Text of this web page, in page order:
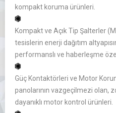
kompakt koruma ürünleri.
Kompakt ve Açık Tip Şalterler
tesislerin enerji dağıtım
performanslı ve haberleşme
Güç Kontaktörleri ve Motor
panolarının vazgeçilmezi olan,
dayanıklı motor kontrol ürünleri.